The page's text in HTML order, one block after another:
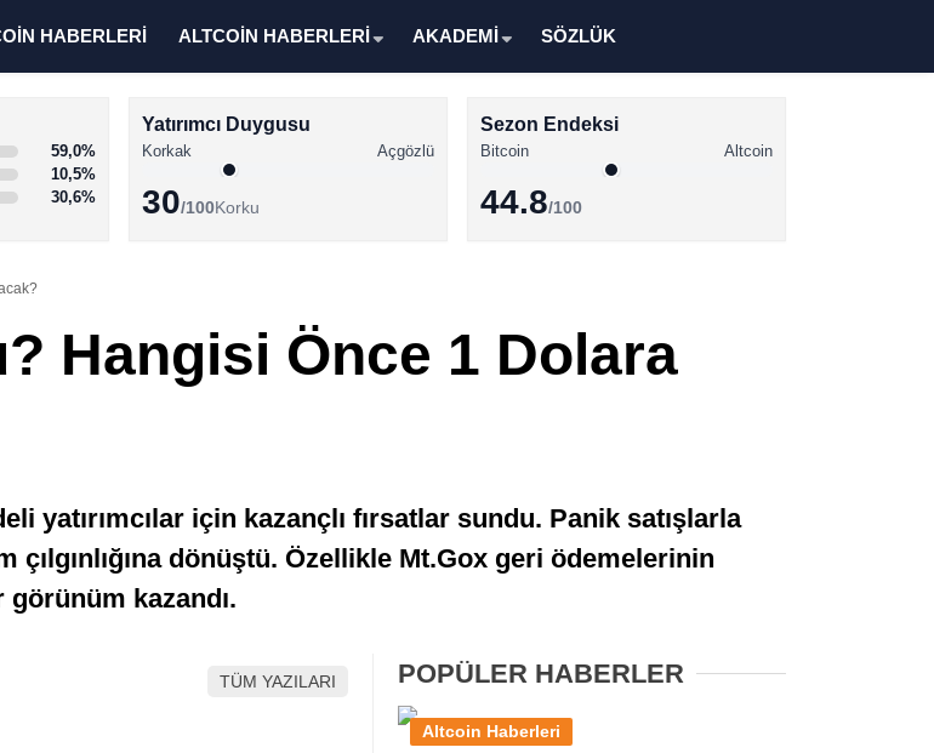
Altcoin Haberleri
Memecoin Haberleri
HABERLERİ ALTCOİN HABERLERİ AKADEMİ SÖZLÜK
59,0%
10,5%
30,6%
Yatırımcı Duygusu
Korkak Açgözlü
30/100Korku
Sezon Endeksi
Bitcoin Altcoin
44.8/100
Hangisi Önce 1 Dolara
yatırımcılar için kazançlı fırsatlar sundu. Panik satışlarla
çılgınlığına dönüştü. Özellikle Mt.Gox geri ödemelerinin
kazandı.
TÜM YAZILARI POPÜLER HABERLER
Altcoin Haberleri